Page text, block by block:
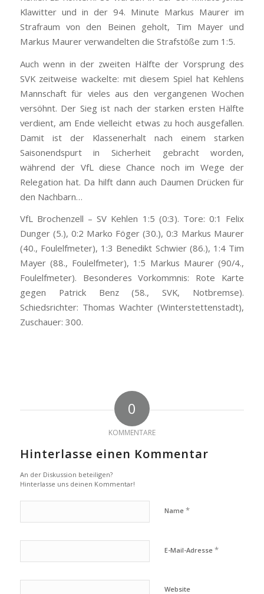
Klawitter und in der 94. Minute Markus Maurer im
Strafraum von den Beinen geholt, Tim Mayer und
Markus Maurer verwandelten die Strafstöße zum 1:5.
Auch wenn in der zweiten Hälfte der Vorsprung des
SVK zeitweise wackelte: mit diesem Spiel hat Kehlens
Mannschaft für vieles aus den vergangenen Wochen
versöhnt. Der Sieg ist nach der starken ersten Hälfte
verdient, am Ende vielleicht etwas zu hoch ausgefallen.
Damit ist der Klassenerhalt nach einem starken
Saisonendspurt in Sicherheit gebracht worden,
während der VfL diese Chance noch im Wege der
Relegation hat. Da hilft dann auch Daumen Drücken für
den Nachbarn…
VfL Brochenzell – SV Kehlen 1:5 (0:3). Tore: 0:1 Felix
Dunger (5.), 0:2 Marko Föger (30.), 0:3 Markus Maurer
(40., Foulelfmeter), 1:3 Benedikt Schwier (86.), 1:4 Tim
Mayer (88., Foulelfmeter), 1:5 Markus Maurer (90/4.,
Foulelfmeter). Besonderes Vorkommnis: Rote Karte
gegen Patrick Benz (58., SVK, Notbremse).
Schiedsrichter: Thomas Wachter (Winterstettenstadt),
Zuschauer: 300.
0
KOMMENTARE
Hinterlasse einen Kommentar
An der Diskussion beteiligen?
Hinterlasse uns deinen Kommentar!
Name *
E-Mail-Adresse *
Website